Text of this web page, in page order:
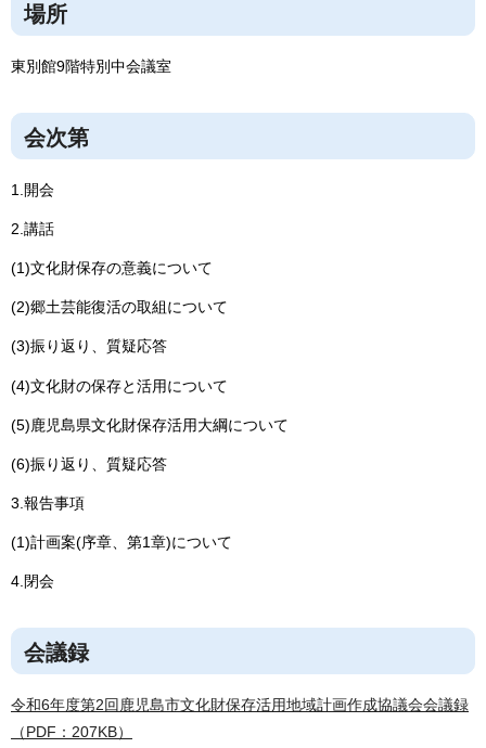
場所
東別館9階特別中会議室
会次第
1.開会
2.講話
(1)文化財保存の意義について
(2)郷土芸能復活の取組について
(3)振り返り、質疑応答
(4)文化財の保存と活用について
(5)鹿児島県文化財保存活用大綱について
(6)振り返り、質疑応答
3.報告事項
(1)計画案(序章、第1章)について
4.閉会
会議録
令和6年度第2回鹿児島市文化財保存活用地域計画作成協議会会議録
（PDF：207KB）